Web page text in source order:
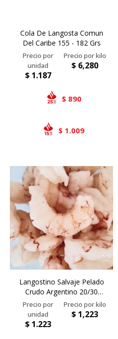
Cola De Langosta Comun
Del Caribe 155 - 182 Grs
$ 1.187
$ 6,280
$ 890
$ 1.009
Langostino Salvaje Pelado
Crudo Argentino 20/30
(devenado) - 1 Kg
$ 1.223
$ 1,223